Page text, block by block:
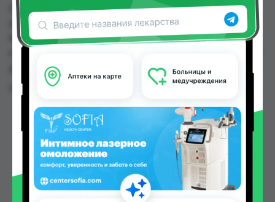
CHEST BINDER TYNOR M можно купить или
заказать в аптеках, Дору Фарм №20, Дору фарм
№7, Мардон, Нишон №1, Нишон №2, Нишон №3
других городах Таджикистана
Цена: от140.00 TJS